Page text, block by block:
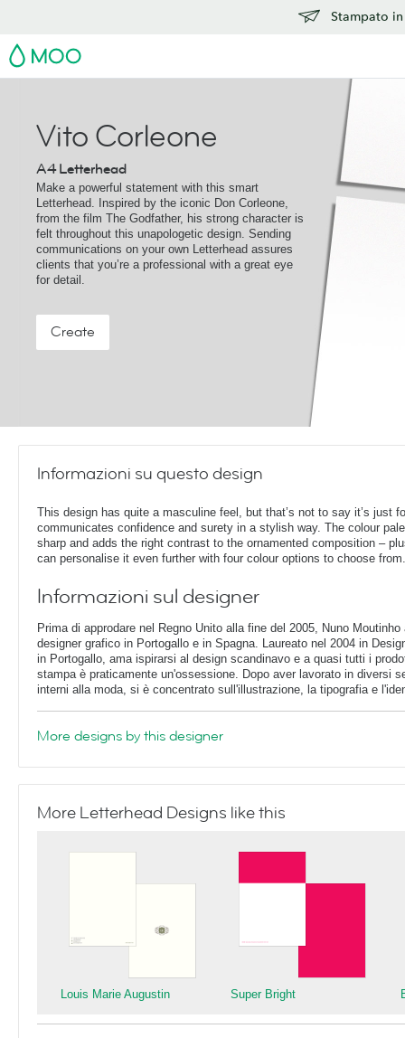
Stampato
MOO
Vito Corleone
A4 Letterhead
Make a powerful statement with this smart
Letterhead. Inspired by the iconic Don Corleone,
from the film The Godfather, his strong character is
felt throughout this unapologetic design. Sending
communications on your own Letterhead assures
clients that you’re a professional with a great eye
for detail.
Create
Informazioni su questo design
This design has quite a masculine feel, but that’s not to say it’s just
communicates confidence and surety in a stylish way. The colour
sharp and adds the right contrast to the ornamented composition –
can personalise it even further with four colour options to choose from.
Informazioni sul designer
Prima di approdare nel Regno Unito alla fine del 2005, Nuno
designer grafico in Portogallo e in Spagna. Laureato nel 2004 in
in Portogallo, ama ispirarsi al design scandinavo e a quasi tutti i
stampa è praticamente un'ossessione. Dopo aver lavorato in diversi
interni alla moda, si è concentrato sull'illustrazione, la tipografia e
More designs by this designer
More Letterhead Designs like this
Louis Marie Augustin Super Bright